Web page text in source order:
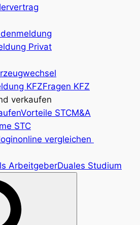
Privat
KFZFragen KFZ
verkaufen
Vorteile STCM&A
STC
online vergleichen
ArbeitgeberDuales Studium